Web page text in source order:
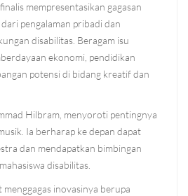
mempresentasikan gagasan
pengalaman pribadi dan
disabilitas. Beragam isu
ekonomi, pendidikan
potensi di bidang kreatif dan
Hilbram, menyoroti pentingnya
Ia berharap ke depan dapat
dan mendapatkan bimbingan
disabilitas.
inovasinya berupa